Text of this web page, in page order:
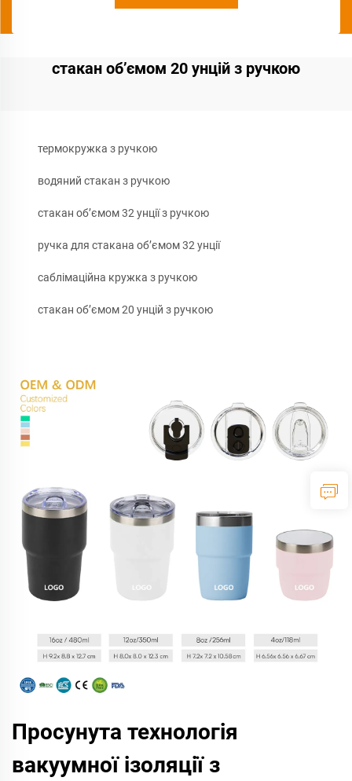
стакан об’ємом 20 унцій з ручкою
термокружка з ручкою
водяний стакан з ручкою
стакан об’ємом 32 унції з ручкою
ручка для стакана об’ємом 32 унції
саблімаційна кружка з ручкою
стакан об’ємом 20 унцій з ручкою
Просунута технологія
вакуумної ізоляції з